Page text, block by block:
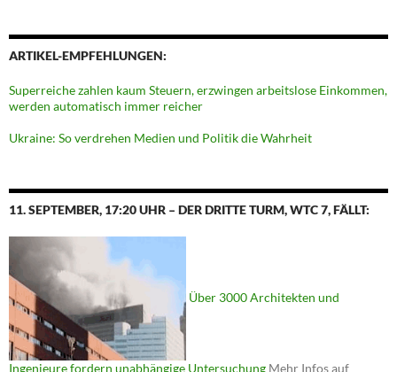
ARTIKEL-EMPFEHLUNGEN:
Superreiche zahlen kaum Steuern, erzwingen arbeitslose Einkommen,
werden automatisch immer reicher
Ukraine: So verdrehen Medien und Politik die Wahrheit
11. SEPTEMBER, 17:20 UHR – DER DRITTE TURM, WTC 7, FÄLLT:
Über 3000 Architekten und
Ingenieure fordern unabhängige Untersuchung Mehr Infos auf